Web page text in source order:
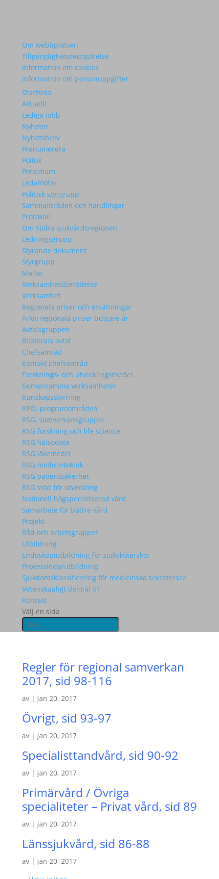
Om webbplatsen
Tillgänglighetsredogörelse
Information om cookies
Information om personuppgifter
Startsida
Aktuellt
Lediga jobb
Nyheter
Nyhetsbrev
Prenumerera
Politik
Presidium
Ledamöter
Politisk styrgrupp
Sammanträden och handlingar
Protokoll
Om Södra sjukvårdsregionen
Ledningsgrupp
Styrande dokument
Styrgrupp
Mallar
Verksamhetsberättelse
Verksamhet
Regionala priser och ersättningar
Arkiv regionala priser tidigare år
Avtalsgruppen
Bilaterala avtal
Chefsamråd
Kontakt chefsamråd
Forsknings- och utvecklingsmedel
Gemensamma verksamheter
Kunskapsstyrning
RPO, programområden
RSG, samverkansgrupper
RSG forskning och life science
RSG hälsodata
RSG läkemedel
RSG medicinteknik
RSG patientsäkerhet
RSG stöd för utveckling
Nationell högspecialiserad vård
Samarbete för bättre vård
Projekt
Råd och arbetsgrupper
Utbildning
Endoskopiutbildning för sjuksköterskor
Processledarutbildning
Sjukdomsklassificering för medicinska sekreterare
Vetenskapligt delmål ST
Kontakt
Välj en sida
Regler för regional samverkan
2017, sid 98-116
av | jan 20, 2017
Övrigt, sid 93-97
av | jan 20, 2017
Specialisttandvård, sid 90-92
av | jan 20, 2017
Primärvård / Övriga
specialiteter – Privat vård, sid 89
av | jan 20, 2017
Länssjukvård, sid 86-88
av | jan 20, 2017